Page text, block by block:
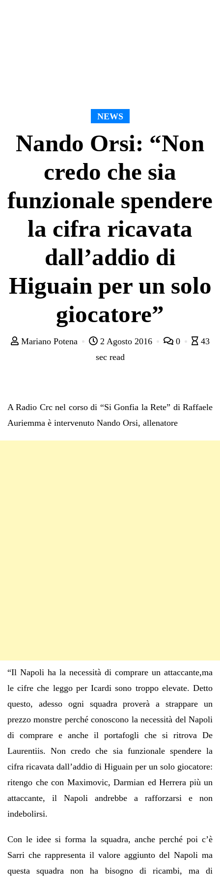
NEWS
Nando Orsi: “Non
credo che sia
funzionale spendere
la cifra ricavata
dall’addio di
Higuain per un solo
giocatore”
Mariano Potena 2 Agosto 2016 0
43
sec read
A Radio Crc nel corso di “Si Gonfia la Rete” di Raffaele
Auriemma è intervenuto Nando Orsi, allenatore
“Il Napoli ha la necessità di comprare un attaccante,ma
le cifre che leggo per Icardi sono troppo elevate. Detto
questo, adesso ogni squadra proverà a strappare un
prezzo monstre perché conoscono la necessità del Napoli
di comprare e anche il portafogli che si ritrova De
Laurentiis. Non credo che sia funzionale spendere la
cifra ricavata dall’addio di Higuain per un solo giocatore:
ritengo che con Maximovic, Darmian ed Herrera più un
attaccante, il Napoli andrebbe a rafforzarsi e non
indebolirsi.
Con le idee si forma la squadra, anche perché poi c’è
Sarri che rappresenta il valore aggiunto del Napoli ma
questa squadra non ha bisogno di ricambi, ma di